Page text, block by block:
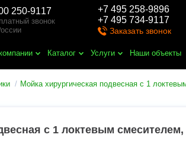
250-9117
звонок
+7 495 258-9896
+7 495 734-9117
Заказать звонок
Каталог Услуги Наши объекты
Мойка хирургическая подвесная с 1
с 1 локтевым